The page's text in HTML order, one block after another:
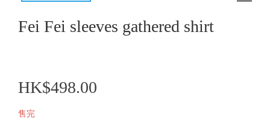
Fei Fei sleeves gathered shirt
HK$498.00
售完